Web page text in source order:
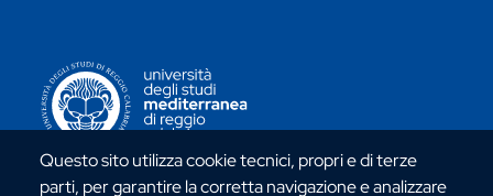
Questo sito utilizza cookie tecnici, propri e di terze
parti, per garantire la corretta navigazione e analizzare
CONTATTI ATENEO